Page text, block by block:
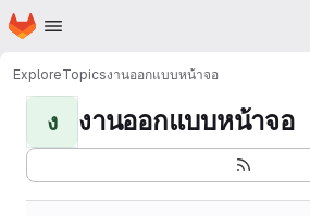
Skip to main content
Homepage
ExploreTopicsงานออกแบบหน้าจอ
ง งานออกแบบหน้าจอ